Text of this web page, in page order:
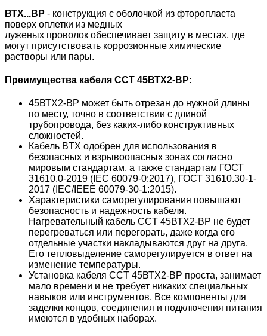
ВТХ...BP - конструкция с оболочкой из фторопласта
поверх оплетки из медных
луженых проволок обеспечивает защиту в местах, где
могут присутствовать коррозионные химические
растворы или пары.
Преимущества кабеля ССТ 45ВТХ2-ВР:
45ВТХ2-ВР может быть отрезан до нужной длины
по месту, точно в соответствии с длиной
трубопровода, без каких-либо конструктивных
сложностей.
Кабель BTX одобрен для использования в
безопасных и взрывоопасных зонах согласно
мировым стандартам, а также стандартам ГОСТ
31610.0-2019 (IEC 60079-0:2017), ГОСТ 31610.30-1-
2017 (IEC/IEEE 60079-30-1:2015).
Характеристики саморегулирования повышают
безопасность и надежность кабеля.
Нагревательный кабель CCT 45ВТХ2-ВР не будет
перегреваться или перегорать, даже когда его
отдельные участки накладываются друг на друга.
Его тепловыделение саморегулируется в ответ на
изменение температуры.
Установка кабеля CCT 45ВТХ2-ВР проста, занимает
мало времени и не требует никаких специальных
навыков или инструментов. Все компоненты для
заделки концов, соединения и подключения питания
имеются в удобных наборах.